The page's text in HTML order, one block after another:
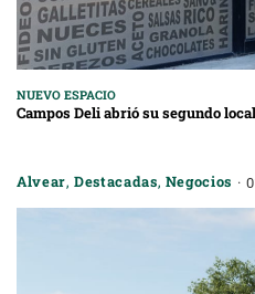
NUEVO ESPACIO
Campos Deli abrió su segundo
Alvear,Destacadas, Negocios